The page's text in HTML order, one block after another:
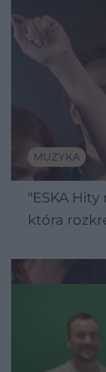
MUZYKA
"ESKA Hity
która